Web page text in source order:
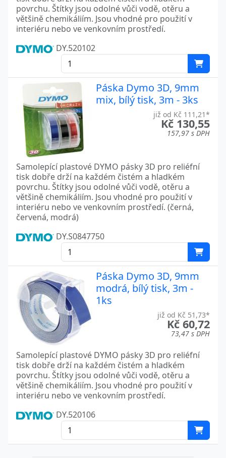
povrchu. Štítky jsou odolné vůči vodě, otěru a
většině chemikáliím. Jsou vhodné pro použití v
interiéru nebo ve venkovním prostředí.
DY.520102
Páska Dymo 3D, 9mm
mix, bílý tisk, 3m - 3ks
již od Kč 111,21*
Kč 130,55
157,97 s DPH
Samolepící plastové DYMO pásky 3D pro reliéfní
tisk dobře drží na každém čistém a hladkém
povrchu. Štítky jsou odolné vůči vodě, otěru a
většině chemikáliím. Jsou vhodné pro použití v
interiéru nebo ve venkovním prostředí. (černá,
červená, modrá)
DY.S0847750
Páska Dymo 3D, 9mm
modrá, bílý tisk, 3m -
1ks
již od Kč 51,73*
Kč 60,72
73,47 s DPH
Samolepící plastové DYMO pásky 3D pro reliéfní
tisk dobře drží na každém čistém a hladkém
povrchu. Štítky jsou odolné vůči vodě, otěru a
většině chemikáliím. Jsou vhodné pro použití v
interiéru nebo ve venkovním prostředí.
DY.520106